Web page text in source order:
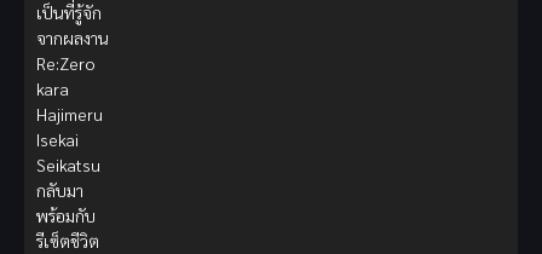
เป็นที่รู้จัก
จากผลงาน
Re:Zero
kara
Hajimeru
Isekai
Seikatsu
กลับมา
พร้อมกับ
รีเซ็ตชีวิต